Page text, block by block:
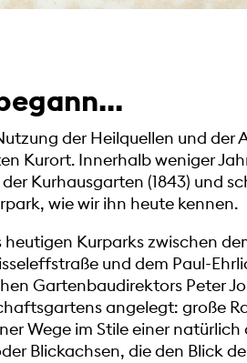
der Heilquellen und
Kurort. Innerhalb weniger
Kurhausgarten (1843) und
wie wir ihn heute kennen.
heutigen Kurparks zwischen
und dem Paul-
Gartenbaudirektors Peter
angelegt: große
Wege im Stile einer
Blickachsen, die den Blick